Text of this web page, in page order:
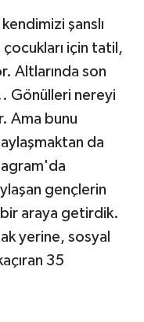
şanslı
için tatil,
Altlarında son
Gönülleri nereyi
bunu
da